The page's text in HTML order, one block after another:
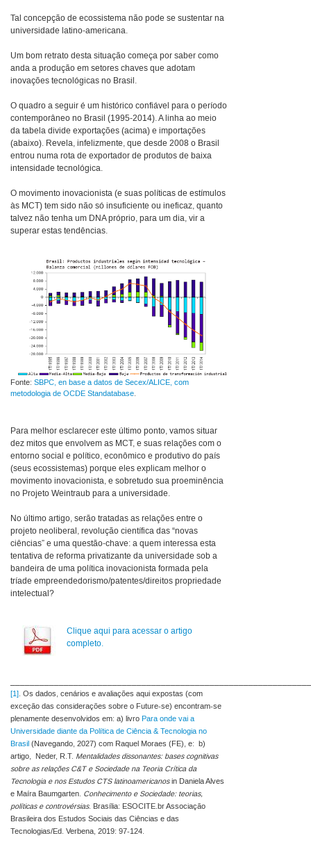
Tal concepção de ecossistema não pode se sustentar na
universidade latino-americana.
Um bom retrato desta situação começa por saber como
anda a produção em setores chaves que adotam
inovações tecnológicas no Brasil.
O quadro a seguir é um histórico confiável para o período
contemporâneo no Brasil (1995-2014). A linha ao meio
da tabela divide exportações (acima) e importações
(abaixo). Revela, infelizmente, que desde 2008 o Brasil
entrou numa rota de exportador de produtos de baixa
intensidade tecnológica.
O movimento inovacionista (e suas políticas de estímulos
às MCT) tem sido não só insuficiente ou ineficaz, quanto
talvez não tenha um DNA próprio, para um dia, vir a
superar estas tendências.
Fonte:SBPC, en base a datos de Secex/ALICE, com
metodologia de OCDE Standatabase.
Para melhor esclarecer este último ponto, vamos situar
dez mitos que envolvem as MCT, e suas relações com o
entorno social e político, econômico e produtivo do país
(seus ecossistemas) porque eles explicam melhor o
movimento inovacionista, e sobretudo sua proeminência
no Projeto Weintraub para a universidade.
No último artigo, serão tratadas as relações entre o
projeto neoliberal, revolução científica das “novas
ciências” e uma questão-chave: a quem interessa esta
tentativa de reforma privatizante da universidade sob a
bandeira de uma política inovacionista formada pela
tríade empreendedorismo/patentes/direitos propriedade
intelectual?
Clique aqui para acessar o artigo
completo.
[1]. Os dados, cenários e avaliações aqui expostas (com
exceção das considerações sobre o Future-se) encontram-se
plenamente desenvolvidos em: a) livro Para onde vai a
Universidade diante da Política de Ciência & Tecnologia no
Brasil (Navegando, 2027) com Raquel Moraes (FE), e: b)
artigo, Neder, R.T. Mentalidades dissonantes: bases cognitivas
sobre as relações C&T e Sociedade na Teoria Crítica da
Tecnologia e nos Estudos CTS latinoamericanosin Daniela Alves
e Maíra Baumgarten. Conhecimento e Sociedade: teorias,
políticas e controvérsias. Brasília: ESOCITE.br Associação
Brasileira dos Estudos Sociais das Ciências e das
Tecnologias/Ed. Verbena, 2019: 97-124.